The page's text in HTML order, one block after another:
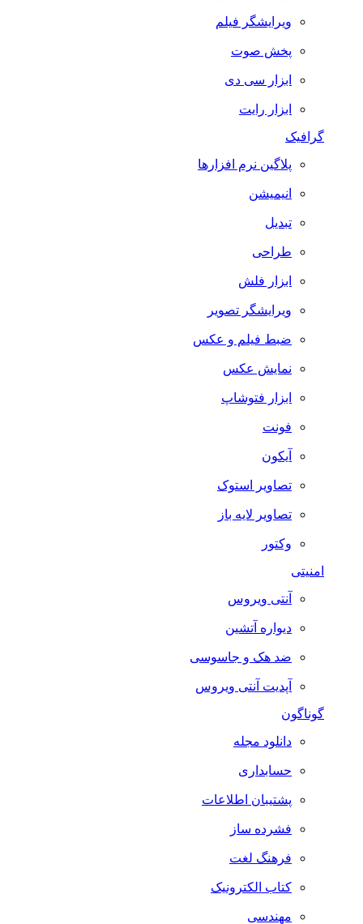
ویرایشگر فیلم
پخش صوت
ابزار سی دی
ابزار رایت
گرافیک
پلاگین نرم افزارها
انیمیشن
تبدیل
طراحی
ابزار فلش
ویرایشگر تصویر
ضبط فيلم و عكس
نمایش عکس
ابزار فتوشاپ
فونت
آیکون
تصاویر استوک
تصاویر لایه باز
وکتور
امنیتی
آنتی ویروس
دیواره آتشین
ضد هک و جاسوسی
آپدیت آنتی ویروس
گوناگون
دانلود مجله
حسابداری
پشتیبان اطلاعات
فشرده ساز
فرهنگ لغت
کتاب الکترونیک
مهندسی